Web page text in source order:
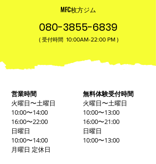
MFC枚方ジム
080-3855-6839
( 受付時間 10:00AM-22:00​ PM )
営業時間
火曜日〜土曜日
10:00〜14:00
16:00〜22:00
日曜日
10:00〜14:00
月曜日 定休日
無料体験受付時間
火曜日〜土曜日
10:00〜13:00
16:00〜21:00
日曜日
10:00〜13:00